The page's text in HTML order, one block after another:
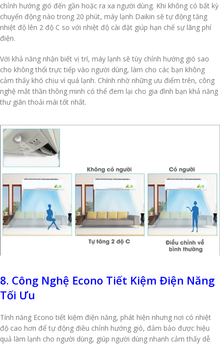
chỉnh hướng gió đến gần hoặc ra xa người dùng. Khi không có bất kỳ
chuyển động nào trong 20 phút, máy lạnh Daikin sẽ tự động tăng
nhiệt độ lên 2 độ C so với nhiệt độ cài đặt giúp hạn chế sự lãng phí
điện.
Với khả năng nhận biết vị trí, máy lạnh sẽ tùy chỉnh hướng gió sao
cho không thổi trực tiếp vào người dùng, làm cho các bạn không
cảm thấy khó chịu vì quá lạnh. Chính nhờ những ưu điểm trên, công
nghệ mắt thần thông minh có thể đem lại cho gia đình bạn khả năng
thư giãn thoải mái tốt nhất.
8. Công Nghệ Econo Tiết Kiệm Điện Năng
Tối Ưu
Tính năng Econo tiết kiệm điện năng, phát hiện nhưng nơi có nhiệt
độ cao hơn để tự động điều chỉnh hướng gió, đảm bảo được hiệu
quả làm lạnh cho người dùng, giúp người dùng nhanh cảm thấy dễ